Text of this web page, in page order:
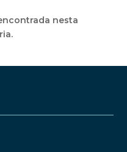
nesta